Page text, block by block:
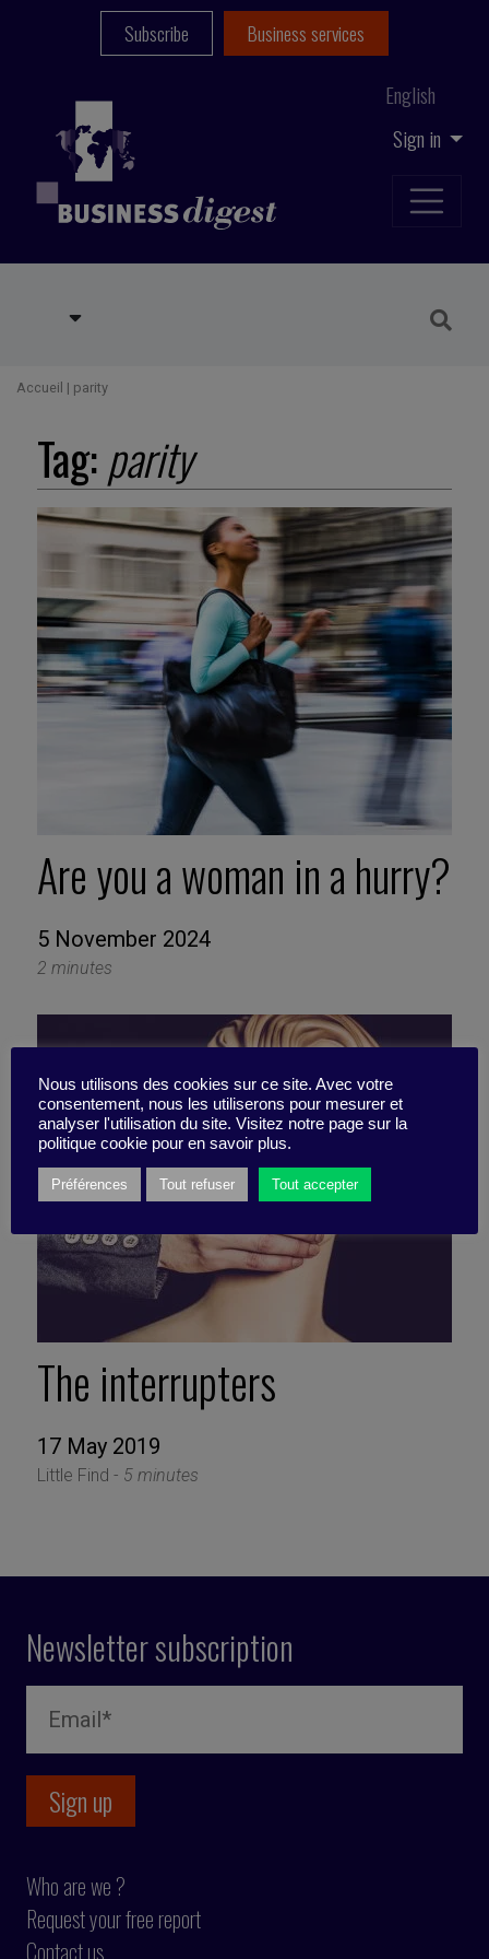
Sign in
English
Subscribe Business services
Accueil | parity
Tag:parity
Are you a woman in a hurry?
5 November 2024
2 minutes
The interrupters
17 May 2019
Little Find - 5 minutes
Newsletter subscription
Who are we ?
Request your free report
Contact us
Nous utilisons des cookies sur ce site. Avec votre
consentement, nous les utiliserons pour mesurer et
analyser l'utilisation du site. Visitez notre page sur la
politique cookie pour en savoir plus.
Préférences Tout refuser Tout accepter